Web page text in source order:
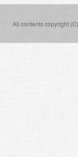
All contents copyright